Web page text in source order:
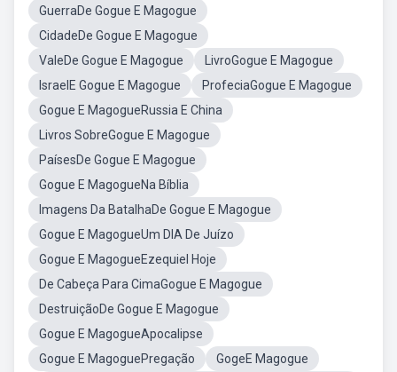
GuerraDe Gogue E Magogue
CidadeDe Gogue E Magogue
ValeDe Gogue E Magogue
LivroGogue E Magogue
IsraelE Gogue E Magogue
ProfeciaGogue E Magogue
Gogue E MagogueRussia E China
Livros SobreGogue E Magogue
PaísesDe Gogue E Magogue
Gogue E MagogueNa Bíblia
Imagens Da BatalhaDe Gogue E Magogue
Gogue E MagogueUm DIA De Juízo
Gogue E MagogueEzequiel Hoje
De Cabeça Para CimaGogue E Magogue
DestruiçãoDe Gogue E Magogue
Gogue E MagogueApocalipse
Gogue E MagoguePregação
GogeE Magogue